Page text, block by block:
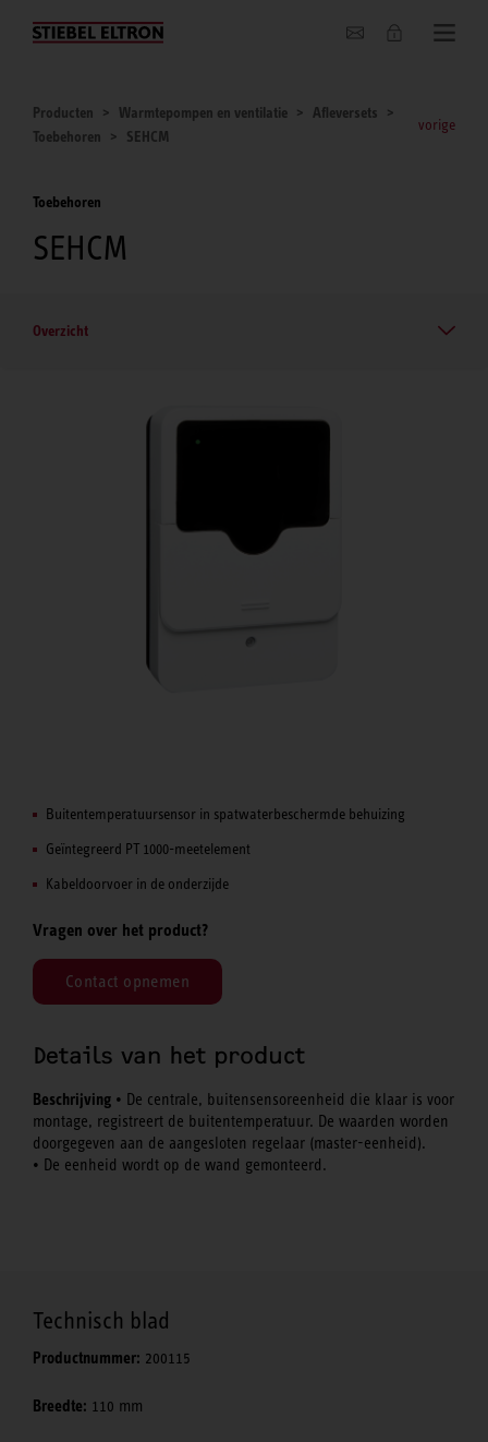
Actueel
Producten Warmtepompen en ventilatie
Afleversets
Toebehoren
SEHCM
vorige
Toebehoren
SEHCM
Overzicht
Buitentemperatuursensor in spatwaterbeschermde behuizing
Geïntegreerd PT 1000-meetelement
Kabeldoorvoer in de onderzijde
Vragen over het product?
Contact opnemen
Details van het product
Beschrijving • De centrale, buitensensoreenheid die klaar is voor
montage, registreert de buitentemperatuur. De waarden worden
doorgegeven aan de aangesloten regelaar (master-eenheid).
• De eenheid wordt op de wand gemonteerd.
Technisch blad
Productnummer: 200115
Breedte: 110 mm